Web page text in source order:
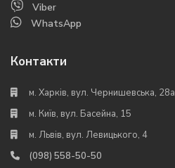
Viber
WhatsApp
Контакти
м. Харків, вул. Чернишевська, 28а
м. Київ, вул. Басейна, 15
м. Львів, вул. Левицького, 4
(098) 558-50-50